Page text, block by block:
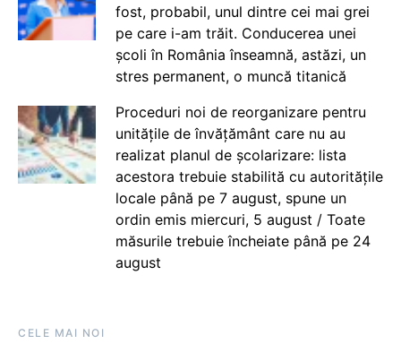
fost, probabil, unul dintre cei mai grei
pe care i-am trăit. Conducerea unei
școli în România înseamnă, astăzi, un
stres permanent, o muncă titanică
Proceduri noi de reorganizare pentru
unitățile de învățământ care nu au
realizat planul de școlarizare: lista
acestora trebuie stabilită cu autoritățile
locale până pe 7 august, spune un
ordin emis miercuri, 5 august / Toate
măsurile trebuie încheiate până pe 24
august
CELE MAI NOI